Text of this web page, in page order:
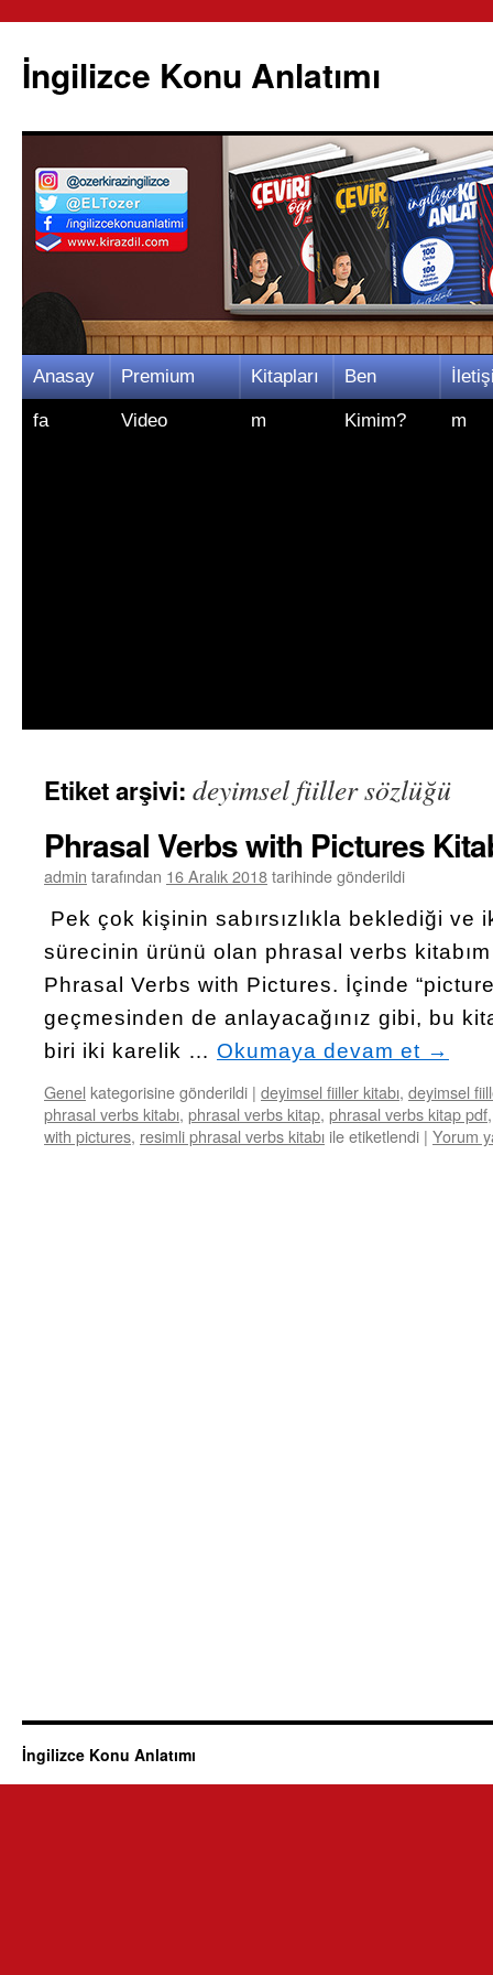
İngilizce Konu Anlatımı
İçeriğe
atla
Anasay
fa
Premium
Video
Kitapları
m
Ben
Kimim? m
Etiket arşivi: deyimsel fiiller sözlüğü
Phrasal Verbs with Pictures
admin tarafından 16 Aralık 2018tarihinde gönderildi
Pek çok kişinin sabırsızlıkla beklediği ve
sürecinin ürünü olan phrasal verbs kitabım
Phrasal Verbs with Pictures. İçinde
geçmesinden de anlayacağınız gibi, bu
biri iki karelik … Okumaya devam et →
Genel kategorisine gönderildi | deyimsel fiiller kitabı, deyimsel
phrasal verbs kitabı, phrasal verbs kitap, phrasal verbs kitap pdf
with pictures, resimli phrasal verbs kitabı ile etiketlendi | Yorum
İngilizce Konu Anlatımı